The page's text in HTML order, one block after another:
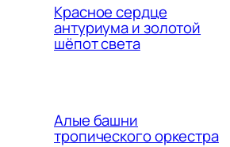
Красное сердце
антуриума и золотой
шёпот света
Алые башни
тропического оркестра